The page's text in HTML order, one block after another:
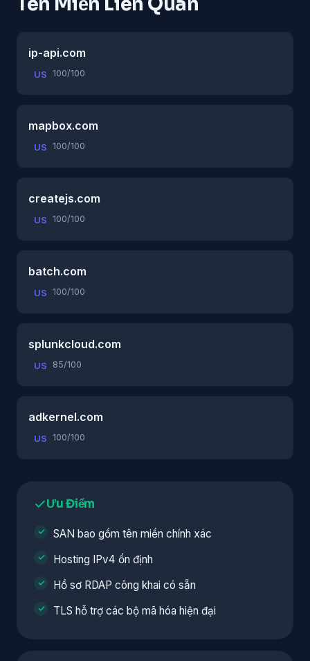
ip-api.com
US 100/100
mapbox.com
US 100/100
createjs.com
US 100/100
batch.com
US 100/100
splunkcloud.com
US 85/100
adkernel.com
US 100/100
Ưu Điểm
SAN bao gồm tên miền chính xác
Hosting IPv4 ổn định
Hồ sơ RDAP công khai có sẵn
TLS hỗ trợ các bộ mã hóa hiện đại